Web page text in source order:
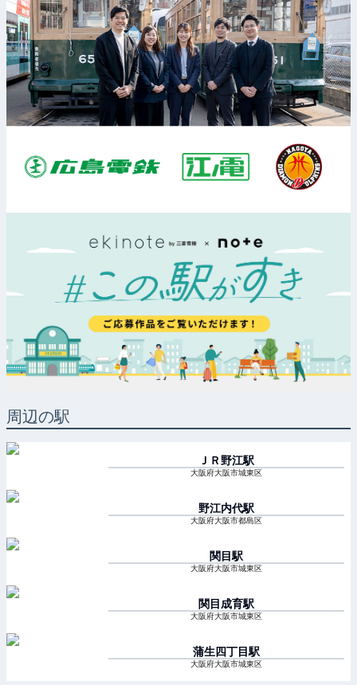
周辺の駅
ＪＲ野江駅
大阪府大阪市城東区
野江内代駅
大阪府大阪市都島区
関目駅
大阪府大阪市城東区
関目成育駅
大阪府大阪市城東区
蒲生四丁目駅
大阪府大阪市城東区